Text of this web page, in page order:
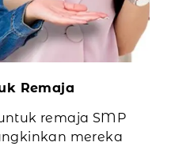
Remaja
remaja SMP
mereka